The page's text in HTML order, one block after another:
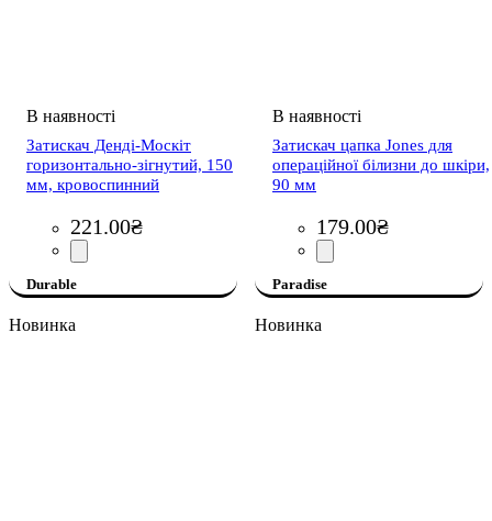
Затискач Денді-Москіт
горизонтально-зігнутий, 150
мм, кровоспинний
221.00₴
Durable
Затискач цапка Jones для
операційної білизни до шкіри,
90 мм
179.00₴
Paradise
Новинка Новинка